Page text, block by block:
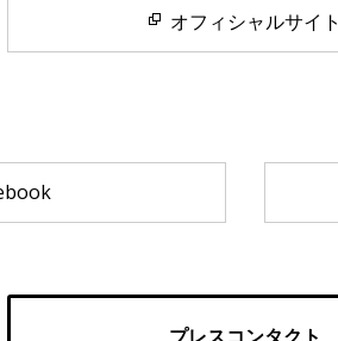
オフィシャルサイト
プレスコンタクト